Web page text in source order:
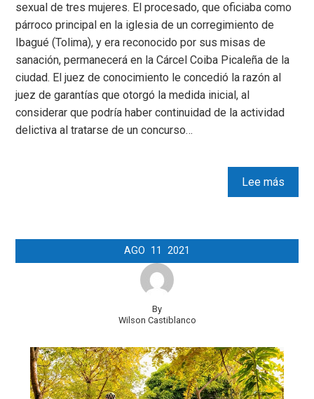
sexual de tres mujeres. El procesado, que oficiaba como
párroco principal en la iglesia de un corregimiento de
Ibagué (Tolima), y era reconocido por sus misas de
sanación, permanecerá en la Cárcel Coiba Picaleña de la
ciudad. El juez de conocimiento le concedió la razón al
juez de garantías que otorgó la medida inicial, al
considerar que podría haber continuidad de la actividad
delictiva al tratarse de un concurso…
Lee más
AGO 11 2021
By
Wilson Castiblanco